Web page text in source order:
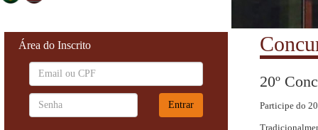
Área do Inscrito
20º
Participe do